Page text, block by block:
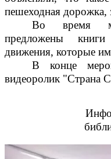
пешеходная дорожка,
Во время
предложены
движения, которые
В конце
видеоролик "Страна